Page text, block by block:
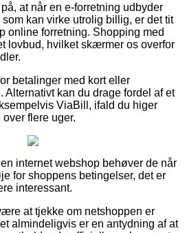
at når en e-forretning udbyder
kan virke utrolig billig, er det tit
online forretning. Shopping med
lovbud, hvilket skærmer os overfor
betalinger med kort eller
Alternativt kan du drage fordel af et
ViaBill, ifald du higer
flere uger.
internet webshop behøver de når
for shoppens betingelser, det er
interessant.
at tjekke om netshoppen er
almindeligvis er en antydning af at